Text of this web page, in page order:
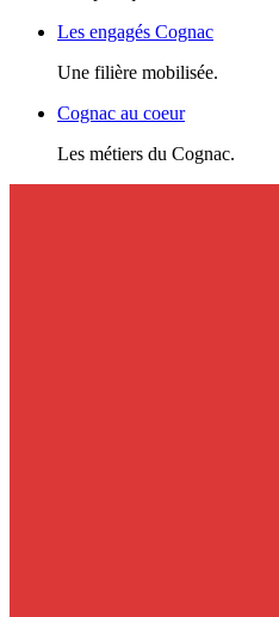
Les engagés Cognac
Une filière mobilisée.
Cognac au coeur
Les métiers du Cognac.